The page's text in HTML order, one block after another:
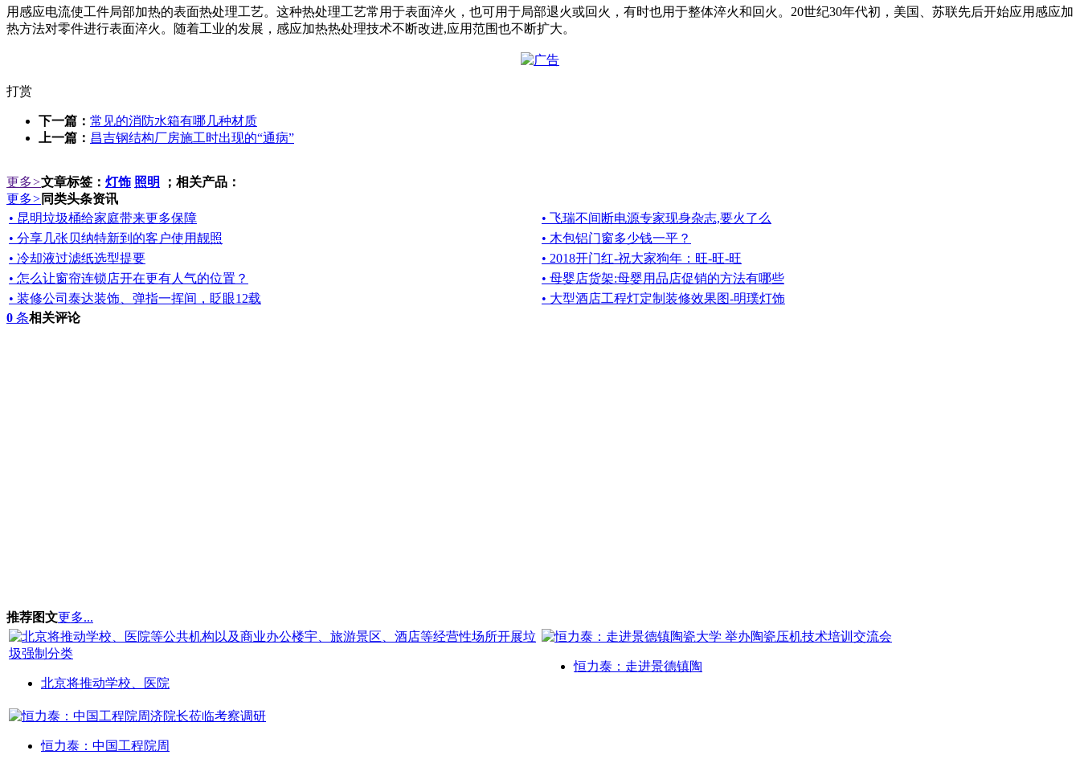
用感应电流使工件局部加热的表面热处理工艺。这种热处理工艺常用于表面淬火，也可用于局部退火或回火，有时也用于整体淬火和回火。20世纪30年代初，美国、苏联先后开始应用感应加
热方法对零件进行表面淬火。随着工业的发展，感应加热热处理技术不断改进,应用范围也不断扩大。
打赏
下一篇： 常见的消防水箱有哪几种材质
上一篇： 昌吉钢结构厂房施工时出现的“通病”
更多>文章标签： 灯饰 照明
；相关产品：
更多> 同类头条资讯
• 昆明垃圾桶给家庭带来更多保障
• 飞瑞不间断电源专家现身杂志,要火了么
• 分享几张贝纳特新到的客户使用靓照
• 木包铝门窗多少钱一平？
• 冷却液过滤纸选型提要
• 2018开门红-祝大家狗年：旺-旺-旺
• 怎么让窗帘连锁店开在更有人气的位置？
• 母婴店货架:母婴用品店促销的方法有哪些
• 装修公司泰达装饰、弹指一挥间，眨眼12载
• 大型酒店工程灯定制装修效果图-明璞灯饰
0 条相关评论
推荐图文更多...
北京将推动学校、医院
恒力泰：走进景德镇陶
恒力泰：中国工程院周